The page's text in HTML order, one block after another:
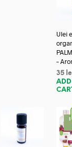
Ulei
–
35
ADD
CART